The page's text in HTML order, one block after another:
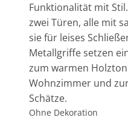
Funktionalität mit
zwei Türen, alle mit
sie für leises
Metallgriffe setzen
zum warmen
Wohnzimmer und
Schätze.
Ohne Dekoration